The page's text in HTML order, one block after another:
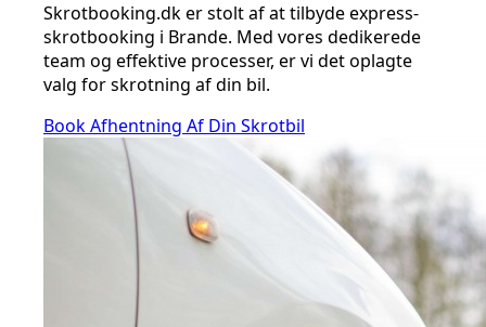
Skrotbooking.dk er stolt af at tilbyde express-
skrotbooking i Brande. Med vores dedikerede
team og effektive processer, er vi det oplagte
valg for skrotning af din bil.
Book Afhentning Af Din Skrotbil